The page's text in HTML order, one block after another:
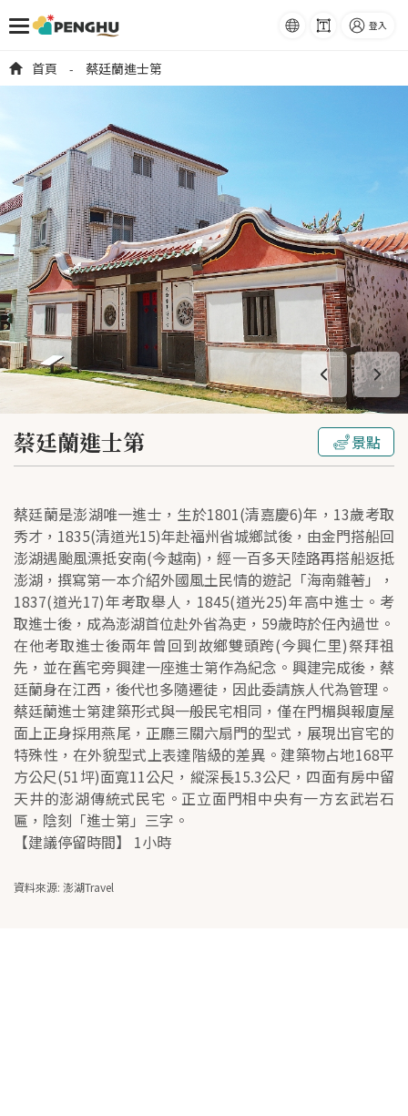
語系 字級 登入
首頁 - 蔡廷蘭進士第
蔡廷蘭進士第 景點
蔡廷蘭是澎湖唯一進士，生於1801(清嘉慶6)年，13歲考取
秀才，1835(清道光15)年赴福州省城鄉試後，由金門搭船回
澎湖遇颱風漂抵安南(今越南)，經一百多天陸路再搭船返抵
澎湖，撰寫第一本介紹外國風土民情的遊記「海南雜著」，
1837(道光17)年考取舉人，1845(道光25)年高中進士。考
取進士後，成為澎湖首位赴外省為吏，59歲時於任內過世。
在他考取進士後兩年曾回到故鄉雙頭跨(今興仁里)祭拜祖
先，並在舊宅旁興建一座進士第作為紀念。興建完成後，蔡
廷蘭身在江西，後代也多隨遷徒，因此委請族人代為管理。
蔡廷蘭進士第建築形式與一般民宅相同，僅在門楣與報廈屋
面上正身採用燕尾，正廳三關六扇門的型式，展現出官宅的
特殊性，在外貌型式上表達階級的差異。建築物占地168平
方公尺(51坪)面寬11公尺，縱深長15.3公尺，四面有房中留
天井的澎湖傳統式民宅。正立面門相中央有一方玄武岩石
匾，陰刻「進士第」三字。
【建議停留時間】 1小時
資料來源: 澎湖Travel